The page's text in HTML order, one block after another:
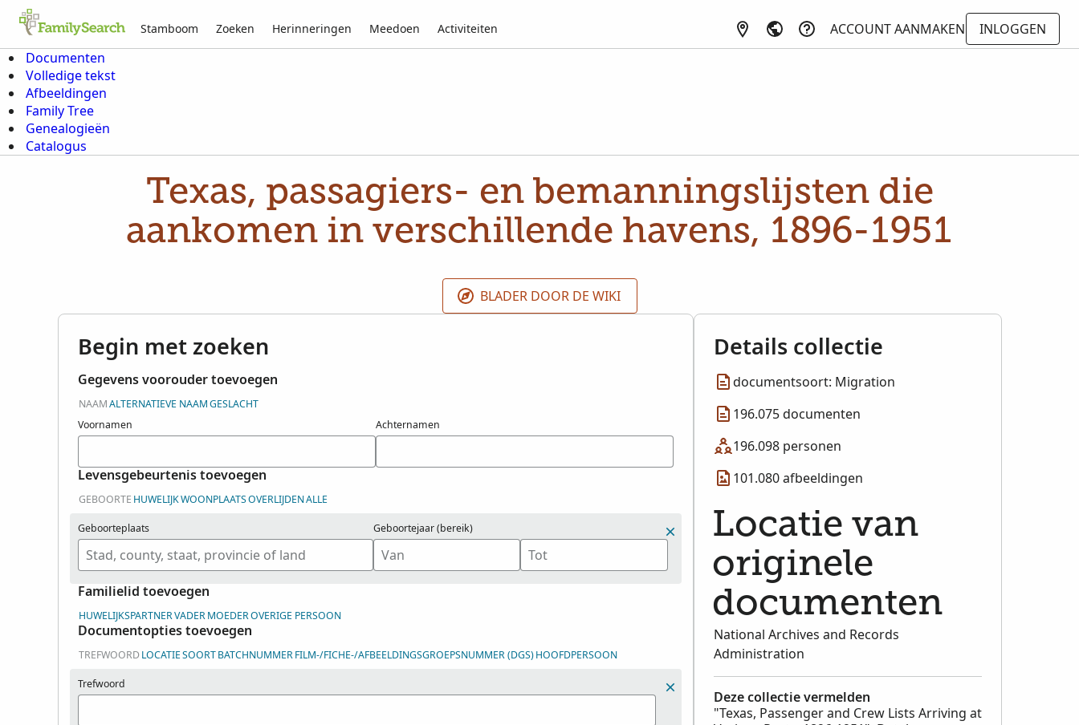
Stamboom Zoeken Herinneringen Meedoen Activiteiten ACCOUNT AANMAKEN
INLOGGEN
Documenten
Volledige tekst
Afbeeldingen
Family Tree
Genealogieën
Catalogus
Texas, passagiers- en bemanningslijsten die
aankomen in verschillende havens, 1896-1951
BLADER DOOR DE WIKI
Begin met zoeken
Gegevens voorouder toevoegen
NAAMALTERNATIEVE NAAMGESLACHT
Voornamen
Achternamen
Levensgebeurtenis toevoegen
GEBOORTE HUWELIJKWOONPLAATSOVERLIJDENALLE
Geboorteplaats Geboortejaar (bereik)
Familielid toevoegen
HUWELIJKSPARTNERVADERMOEDEROVERIGE PERSOON
Documentopties toevoegen
TREFWOORDLOCATIESOORTBATCHNUMMERFILM-/FICHE-/AFBEELDINGSGROEPSNUMMER (DGS)HOOFDPERSOON
Trefwoord
Details collectie
documentsoort: Migration
196.075 documenten
196.098 personen
101.080 afbeeldingen
Locatie van
originele
documenten
National Archives and Records
Administration
Deze collectie vermelden
"Texas, Passenger and Crew Lists Arriving at